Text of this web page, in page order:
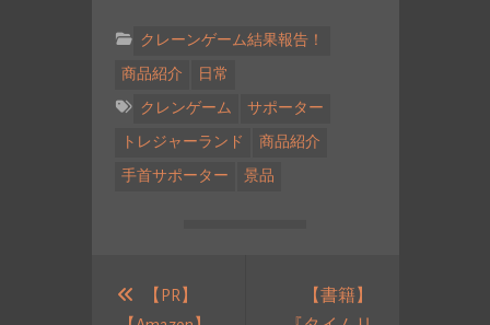
クレーンゲーム結果報告！
商品紹介 日常
クレンゲーム サポーター
トレジャーランド 商品紹介
手首サポーター 景品
【PR】
【書籍】